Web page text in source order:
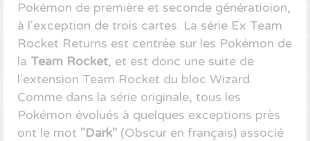
Pokémon de première et seconde génératioion,
à l'exception de trois cartes. La série Ex Team
Rocket Returns est centrée sur les Pokémon de
la Team Rocket, et est donc une suite de
l'extension Team Rocket du bloc Wizard.
Comme dans la série originale, tous les
Pokémon évolués à quelques exceptions près
ont le mot "Dark" (Obscur en français) associé